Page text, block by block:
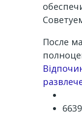
После
Channel